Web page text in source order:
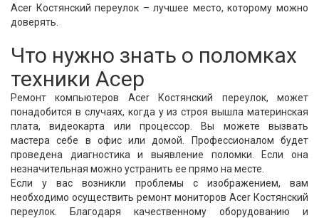
Acer Костянский переулок – лучшее место, которому можно
доверять.
Что нужно знать о поломках
техники Асер
Ремонт компьютеров Acer Костянский переулок, может
понадобится в случаях, когда у из строя вышла материнская
плата, видеокарта или процессор. Вы можете вызвать
мастера себе в офис или домой. Профессионалом будет
проведена диагностика и выявление поломки. Если она
незначительная можно устранить ее прямо на месте.
Если у вас возникли проблемы с изображением, вам
необходимо осуществить ремонт мониторов Acer Костянский
переулок. Благодаря качественному оборудованию и